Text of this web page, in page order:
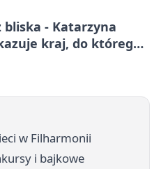
bliska - Katarzyna
kraj, do którego
w Filharmonii
i bajkowe